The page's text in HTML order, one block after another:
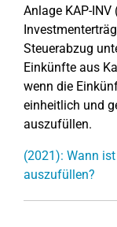
Anlage KAP-
Steuerabzug
Einkünfte aus
wenn die
einheitlich und
auszufüllen.
(2021): Wann
auszufüllen?